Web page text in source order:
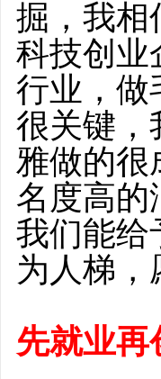
掘，我相
科技创业
行业，做
很关键，
雅做的很
名度高的
我们能给
为人梯
先就业再